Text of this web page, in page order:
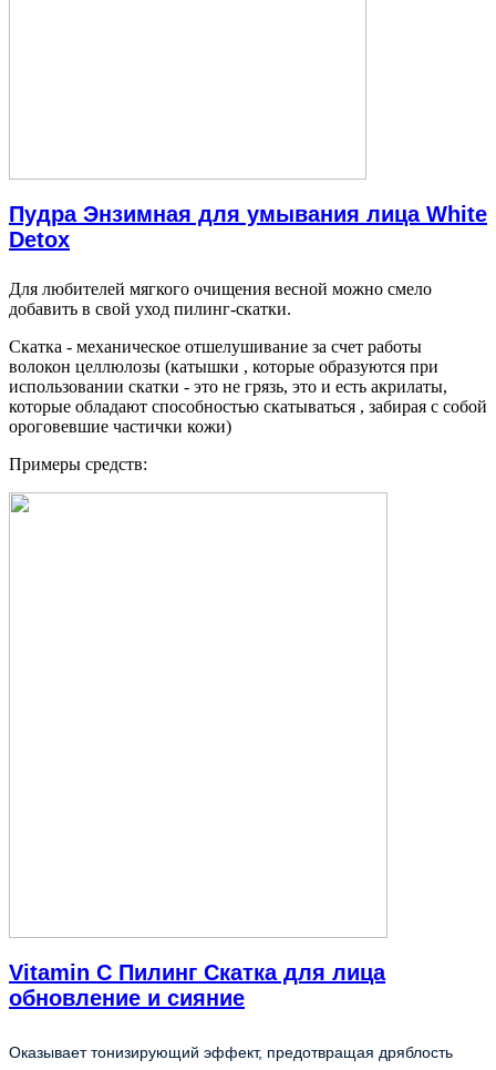
Пудра Энзимная для умывания лица White
Detox
Для любителей мягкого очищения весной можно смело
добавить в свой уход пилинг-скатки.
Скатка - механическое отшелушивание за счет работы
волокон целлюлозы (катышки , которые образуются при
использовании скатки - это не грязь, это и есть акрилаты,
которые обладают способностью скатываться , забирая с собой
ороговевшие частички кожи)
Примеры средств:
Vitamin C Пилинг Скатка для лица
обновление и сияние
Оказывает тонизирующий эффект, предотвращая дряблость